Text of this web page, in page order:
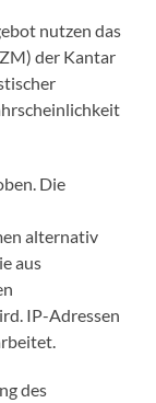
nutzen das
der Kantar
Die
alternativ
aus
IP-Adressen
des